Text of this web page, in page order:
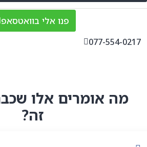
פנו אלי בוואטסאפ
077-554-0217
מה אומרים אלו
זה?